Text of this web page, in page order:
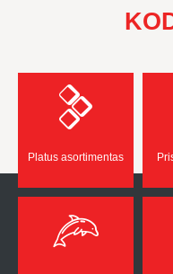
Platus asortimentas